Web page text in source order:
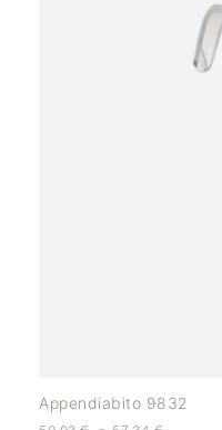
Appendiabito 9832